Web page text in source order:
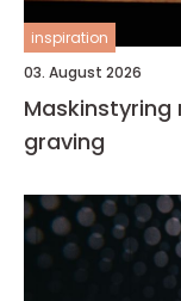
inspiration
03. August 2026
Maskinstyring nøkkelen til presis og effektiv
graving